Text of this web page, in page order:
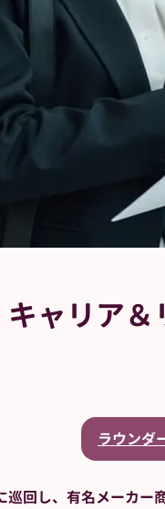
キャリア＆
ラウンダ
回し、有名メーカ